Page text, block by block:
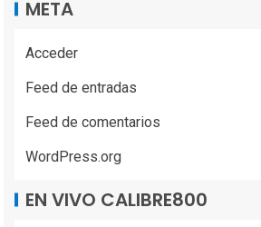
META
Acceder
Feed de entradas
Feed de comentarios
WordPress.org
EN VIVO CALIBRE800